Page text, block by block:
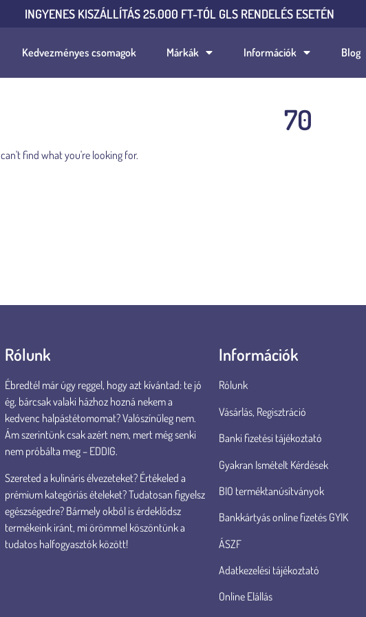
INGYENES KISZÁLLÍTÁS 25.000 FT-TÓL GLS RENDELÉS ESETÉN
Kedvezményes csomagok Márkák Információk Blog
70
find what you're looking for.
Rólunk
Ébredtél már úgy reggel, hogy azt kívántad: te jó
ég, bárcsak valaki házhoz hozná nekem a
kedvenc halpástétomomat? Valószínűleg nem.
Ám szerintünk csak azért nem, mert még senki
nem próbálta meg – EDDIG.
Szereted a kulináris élvezeteket? Értékeled a
prémium kategóriás ételeket? Tudatosan figyelsz
egészségedre? Bármely okból is érdeklődsz
termékeink iránt, mi örömmel köszöntünk a
tudatos halfogyasztók között!
Információk
Rólunk
Vásárlás, Regisztráció
Banki fizetési tájékoztató
Gyakran Ismételt Kérdések
BIO terméktanúsítványok
Bankkártyás online fizetés GYIK
ÁSZF
Adatkezelési tájékoztató
Online Elállás